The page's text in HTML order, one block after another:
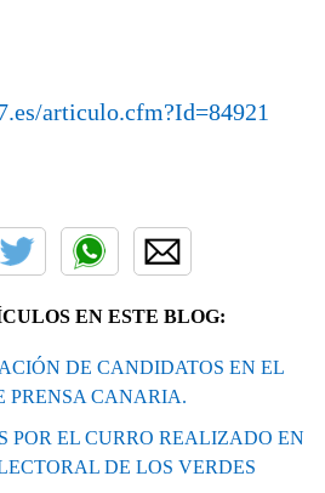
articulo.cfm?Id=84921
EN ESTE BLOG:
DE CANDIDATOS EN EL
PRENSA CANARIA.
POR EL CURRO REALIZADO EN
DE LOS VERDES